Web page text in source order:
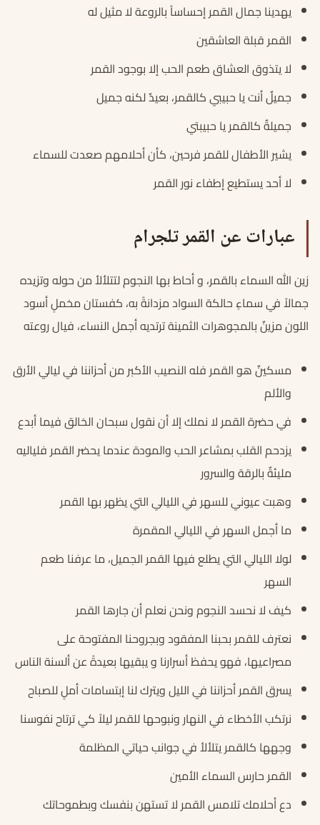
يهدينا جمال القمر إحساساً بالروعة لا مثيل له
القمر قبلة العاشقين
لا يتذوق العشاق طعم الحب إلا بوجود القمر
جميلٌ أنت يا حبيبي كالقمر، بعيدٌ لكنه جميل
جميلةٌ كالقمر يا حبيبتي
يشير الأطفال للقمر فرحين، كأن أحلامهم صعدت للسماء
لا أحد يستطيع إطفاء نور القمر
عبارات عن القمر تلجرام
زين الله السماء بالقمر، و أحاط بها النجوم لتتلألأ من حوله وتزيده
جمالاً في سماءٍ حالكة السواد مزدانةً به، كفستان مخملٍ أسود
اللون مزينٌ بالمجوهرات الثمينة ترتديه أجمل النساء، فيال روعته
مسكينٌ هو القمر فله النصيب الأكبر من أحزاننا في ليالي الأرق
والألم
في حضرة القمر لا نملك إلا أن نقول سبحان الخالق فيما أبدع
يزدحم القلب بمشاعر الحب والمودة عندما يحضر القمر فلياليه
مليئةٌ بالرقة والسرور
وهبت عيوني للسهر في الليالي التي يظهر بها القمر
ما أجمل السهر في الليالي المقمرة
لولا الليالي التي يطلع فيها القمر الجميل، ما عرفنا طعم
السهر
كيف لا نحسد النجوم ونحن نعلم أن جارها القمر
نعترف للقمر بحبنا المفقود وبجروحنا المفتوحة على
مصراعيها، فهو يحفظ أسرارنا و يبقيها بعيدةً عن ألسنة الناس
يسرق القمر أحزاننا في الليل ويترك لنا إبتسامات أملٍ للصباح
نرتكب الأخطاء في النهار ونبوحها للقمر ليلاً كي ترتاح نفوسنا
وجهها كالقمر يتلألأ في جوانب حياتي المظلمة
القمر حارس السماء الأمين
دع أحلامك تلامس القمر لا تستهن بنفسك وبطموحاتك